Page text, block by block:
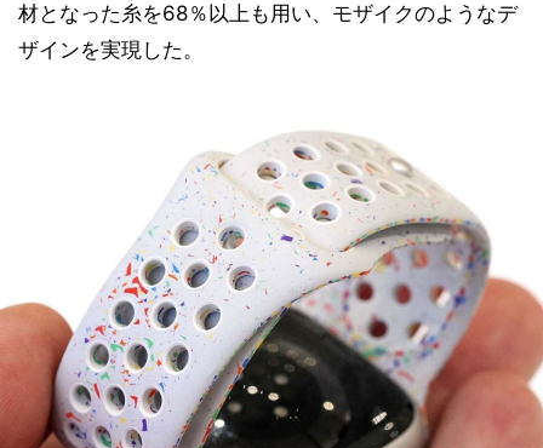
材となった糸を68％以上も用い、モザイクのようなデ
ザインを実現した。